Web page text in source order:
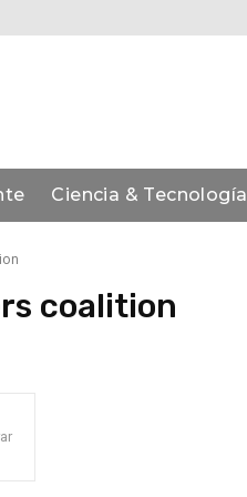
Ciencia & Tecnología
coalition